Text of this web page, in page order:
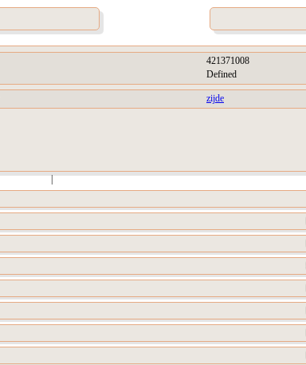
421371008
Defined
zijde
|